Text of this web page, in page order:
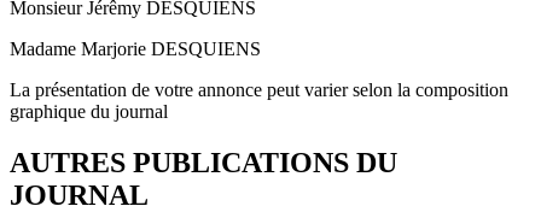
Monsieur Jérêmy DESQUIENS
Madame Marjorie DESQUIENS
La présentation de votre annonce peut varier selon la composition
graphique du journal
AUTRES PUBLICATIONS DU
JOURNAL